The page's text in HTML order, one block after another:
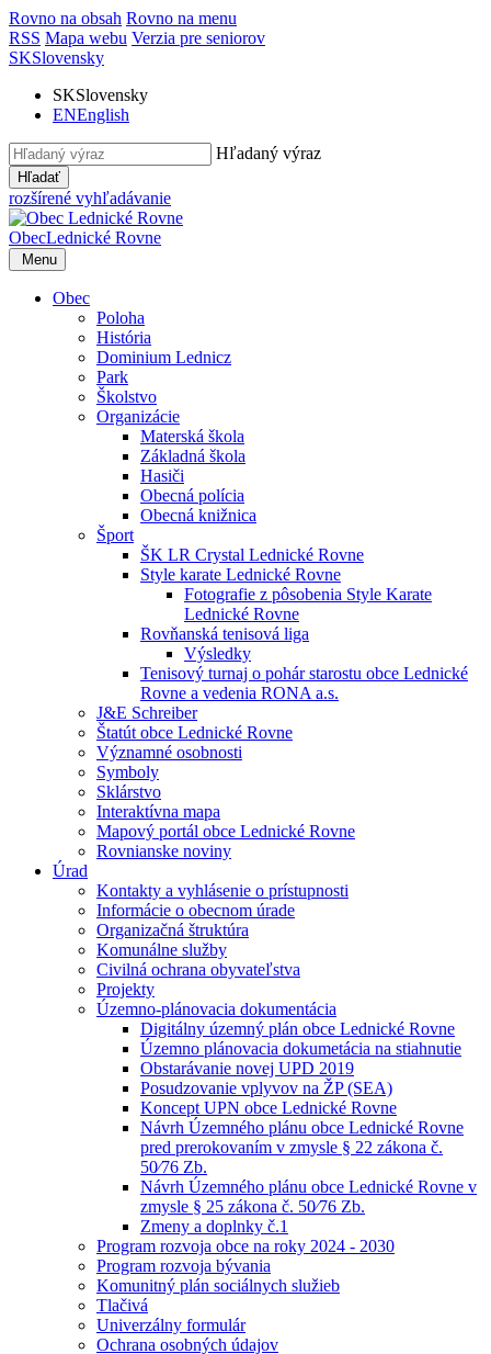
Rovno na obsah Rovno na menu
RSS Mapa webu Verzia pre seniorov
SKSlovensky
SKSlovensky
ENEnglish
Hľadaný výraz
Hľadať
rozšírené vyhľadávanie
ObecLednické Rovne
Menu
Obec
Poloha
História
Dominium Lednicz
Park
Školstvo
Organizácie
Materská škola
Základná škola
Hasiči
Obecná polícia
Obecná knižnica
Šport
ŠK LR Crystal Lednické Rovne
Style karate Lednické Rovne
Fotografie z pôsobenia Style Karate
Lednické Rovne
Rovňanská tenisová liga
Výsledky
Tenisový turnaj o pohár starostu obce Lednické
Rovne a vedenia RONA a.s.
J&E Schreiber
Štatút obce Lednické Rovne
Významné osobnosti
Symboly
Sklárstvo
Interaktívna mapa
Mapový portál obce Lednické Rovne
Rovnianske noviny
Úrad
Kontakty a vyhlásenie o prístupnosti
Informácie o obecnom úrade
Organizačná štruktúra
Komunálne služby
Civilná ochrana obyvateľstva
Projekty
Územno-plánovacia dokumentácia
Digitálny územný plán obce Lednické Rovne
Územno plánovacia dokumetácia na stiahnutie
Obstarávanie novej UPD 2019
Posudzovanie vplyvov na ŽP (SEA)
Koncept UPN obce Lednické Rovne
Návrh Územného plánu obce Lednické Rovne
pred prerokovaním v zmysle § 22 zákona č.
50⁄76 Zb.
Návrh Územného plánu obce Lednické Rovne v
zmysle § 25 zákona č. 50⁄76 Zb.
Zmeny a doplnky č.1
Program rozvoja obce na roky 2024 - 2030
Program rozvoja bývania
Komunitný plán sociálnych služieb
Tlačivá
Univerzálny formulár
Ochrana osobných údajov